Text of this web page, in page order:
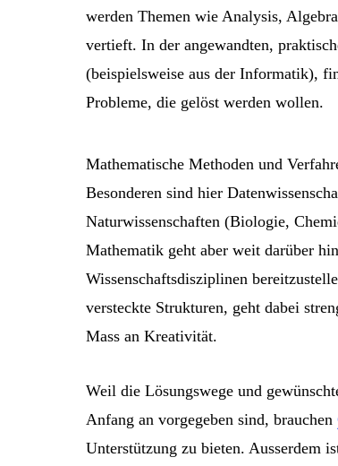
werden Themen wie Analysis,
vertieft. In der angewandten,
(beispielsweise aus der Informatik),
Probleme, die gelöst werden wollen.
Mathematische Methoden und
Besonderen sind hier
Naturwissenschaften (Biologie,
Mathematik geht aber weit darüber
Wissenschaftsdisziplinen
versteckte Strukturen, geht dabei
Mass an Kreativität.
Weil die Lösungswege und
Anfang an vorgegeben sind, brauchen
Unterstützung zu bieten. Ausserdem